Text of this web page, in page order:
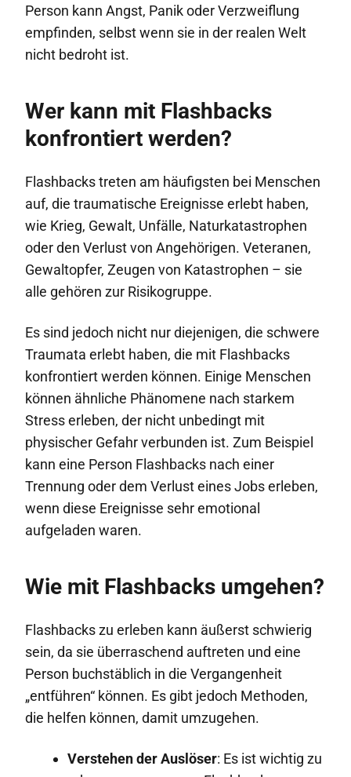
Person kann Angst, Panik oder Verzweiflung
empfinden, selbst wenn sie in der realen Welt
nicht bedroht ist.
Wer kann mit Flashbacks
konfrontiert werden?
Flashbacks treten am häufigsten bei Menschen
auf, die traumatische Ereignisse erlebt haben,
wie Krieg, Gewalt, Unfälle, Naturkatastrophen
oder den Verlust von Angehörigen. Veteranen,
Gewaltopfer, Zeugen von Katastrophen – sie
alle gehören zur Risikogruppe.
Es sind jedoch nicht nur diejenigen, die schwere
Traumata erlebt haben, die mit Flashbacks
konfrontiert werden können. Einige Menschen
können ähnliche Phänomene nach starkem
Stress erleben, der nicht unbedingt mit
physischer Gefahr verbunden ist. Zum Beispiel
kann eine Person Flashbacks nach einer
Trennung oder dem Verlust eines Jobs erleben,
wenn diese Ereignisse sehr emotional
aufgeladen waren.
Wie mit Flashbacks umgehen?
Flashbacks zu erleben kann äußerst schwierig
sein, da sie überraschend auftreten und eine
Person buchstäblich in die Vergangenheit
„entführen“ können. Es gibt jedoch Methoden,
die helfen können, damit umzugehen.
Verstehen der Auslöser: Es ist wichtig zu